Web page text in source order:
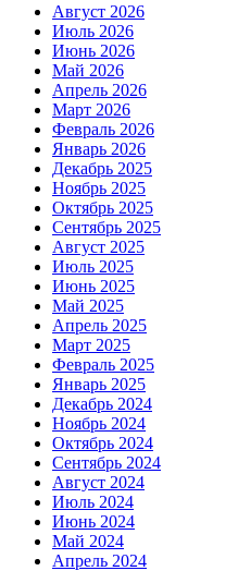
Август 2026
Июль 2026
Июнь 2026
Май 2026
Апрель 2026
Март 2026
Февраль 2026
Январь 2026
Декабрь 2025
Ноябрь 2025
Октябрь 2025
Сентябрь 2025
Август 2025
Июль 2025
Июнь 2025
Май 2025
Апрель 2025
Март 2025
Февраль 2025
Январь 2025
Декабрь 2024
Ноябрь 2024
Октябрь 2024
Сентябрь 2024
Август 2024
Июль 2024
Июнь 2024
Май 2024
Апрель 2024